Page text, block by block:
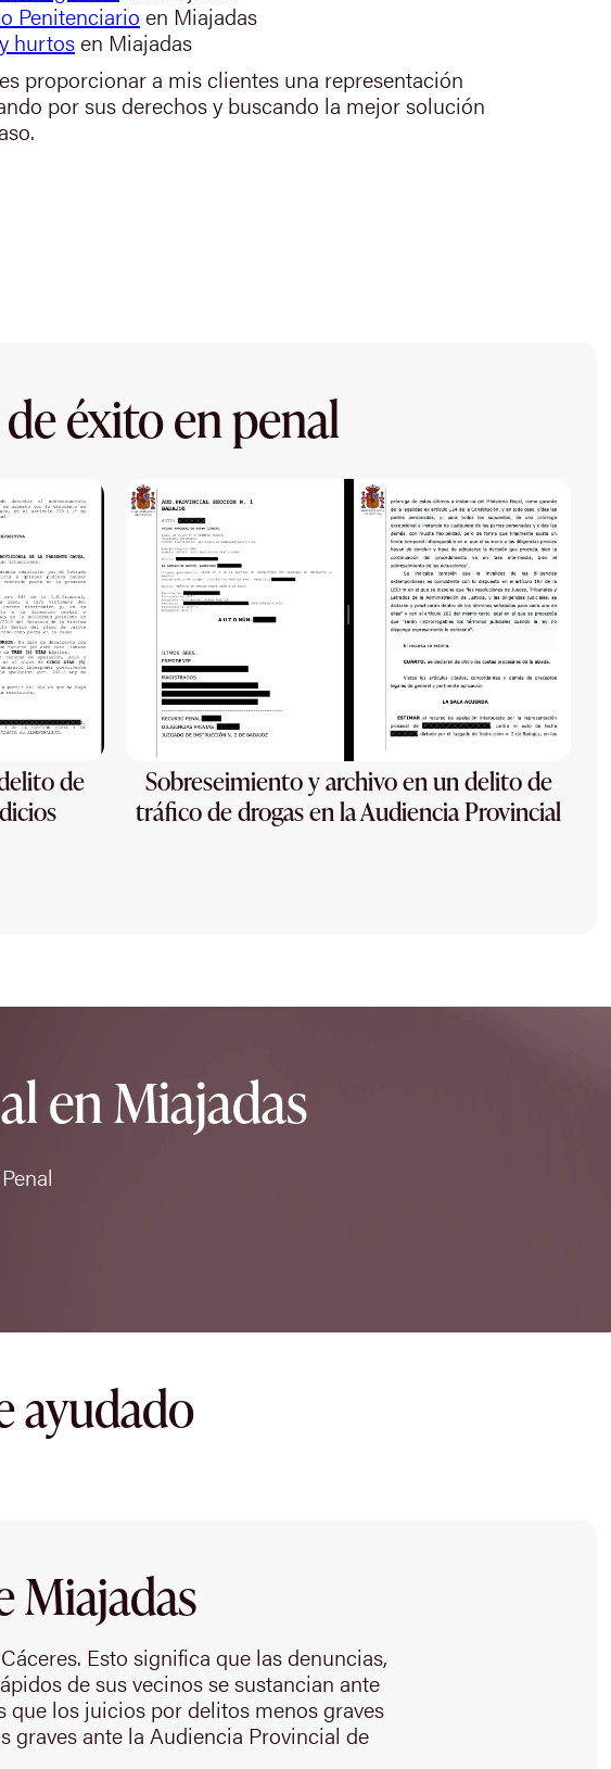
Penitenciario en Miajadas
hurtosen Miajadas
proporcionar a mis clientes una representación
por sus derechos y buscando la mejor solución
éxito en penal
de
Sobreseimiento y archivo en un delito de
tráfico de drogas en la Audiencia Provincial
en Miajadas
ayudado
Miajadas
Esto significa que las denuncias,
de sus vecinos se sustancian ante
que los juicios por delitos menos graves
graves ante la Audiencia Provincial de